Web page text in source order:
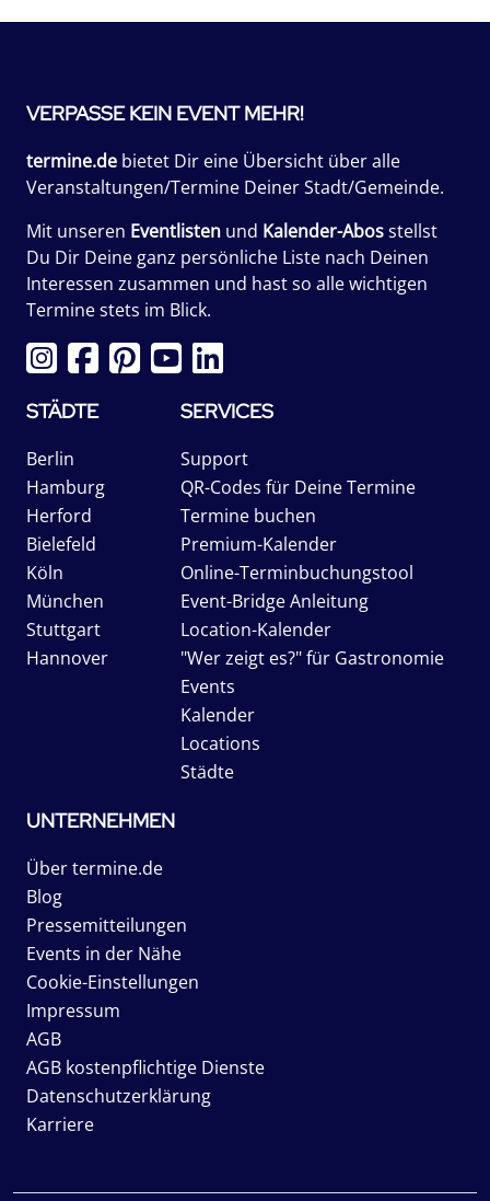
VERPASSE KEIN EVENT MEHR!
termine.de bietet Dir eine Übersicht über alle
Veranstaltungen/Termine Deiner Stadt/Gemeinde.
Mit unseren Eventlisten und Kalender-Abosstellst
Du Dir Deine ganz persönliche Liste nach Deinen
Interessen zusammen und hast so alle wichtigen
Termine stets im Blick.
STÄDTE
Berlin
Hamburg
Herford
Bielefeld
Köln
München
Stuttgart
Hannover
SERVICES
Support
QR-Codes für Deine Termine
Termine buchen
Premium-Kalender
Online-Terminbuchungstool
Event-Bridge Anleitung
Location-Kalender
"Wer zeigt es?" für Gastronomie
Events
Kalender
Locations
Städte
UNTERNEHMEN
Über termine.de
Blog
Pressemitteilungen
Events in der Nähe
Cookie-Einstellungen
Impressum
AGB
AGB kostenpflichtige Dienste
Datenschutzerklärung
Karriere